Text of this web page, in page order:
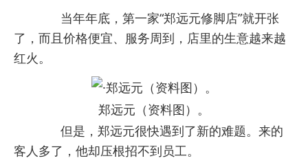
当年年底，第一家“郑远元修脚店”就开张
了，而且价格便宜、服务周到，店里的生意越来越
红火。
郑远元（资料图）。
但是，郑远元很快遇到了新的难题。来的
客人多了，他却压根招不到员工。